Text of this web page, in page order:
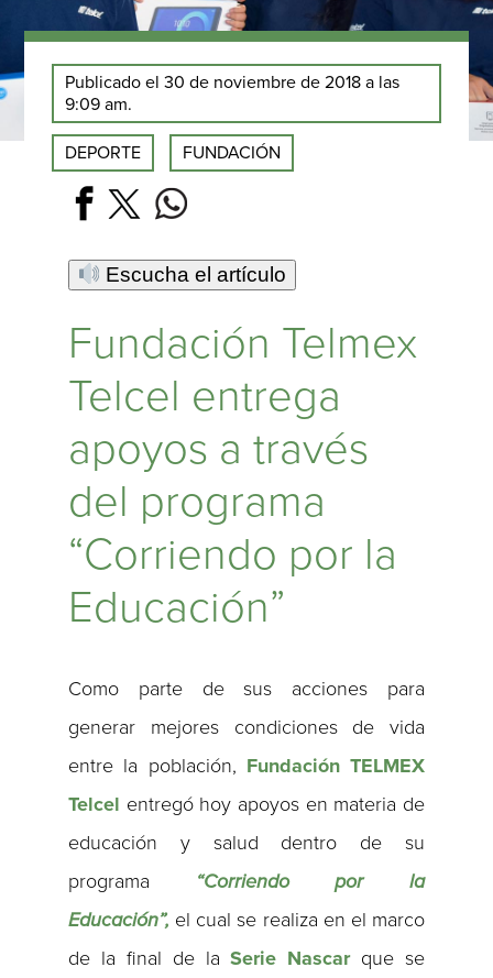
Publicado el 30 de noviembre de 2018 a las
9:09 am.
DEPORTE FUNDACIÓN
Escucha el artículo
Fundación Telmex
Telcel entrega
apoyos a través
del programa
“Corriendo por la
Educación”
Como parte de sus acciones para
generar mejores condiciones de vida
entre la población, Fundación TELMEX
Telcel entregó hoy apoyos en materia de
educación y salud dentro de su
programa “Corriendo por la
Educación”, el cual se realiza en el marco
de la final de laSerie Nascar que se